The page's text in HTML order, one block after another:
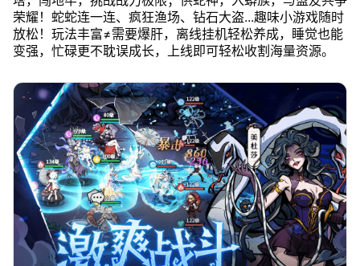
荣耀！蛇蛇连一连、疯狂渔场、钻石大盗...趣味小游戏随时
放松！玩法丰富≠需要爆肝，离线挂机轻松养成，睡觉也能
变强，忙碌更不耽误成长，上线即可轻松收割海量资源。